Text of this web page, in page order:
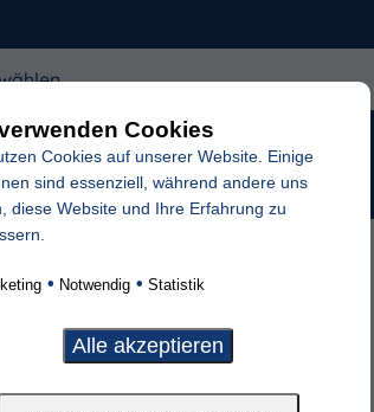
Anmerkungen
Cookies
Cookies auf unserer Website. Einige
sind essenziell, während andere uns
diese Website und Ihre Erfahrung zu
• Notwendig • Statistik